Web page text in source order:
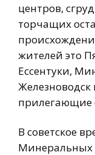
центров,
торчащих
жителей это
Ессентуки,
прилегающие
В советское
Минеральных